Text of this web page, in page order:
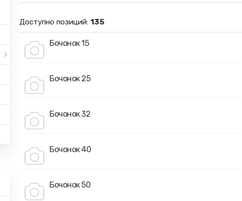
Доступно позиций: 135
Бочонок 15
Бочонок 25
Бочонок 32
Бочонок 40
Бочонок 50